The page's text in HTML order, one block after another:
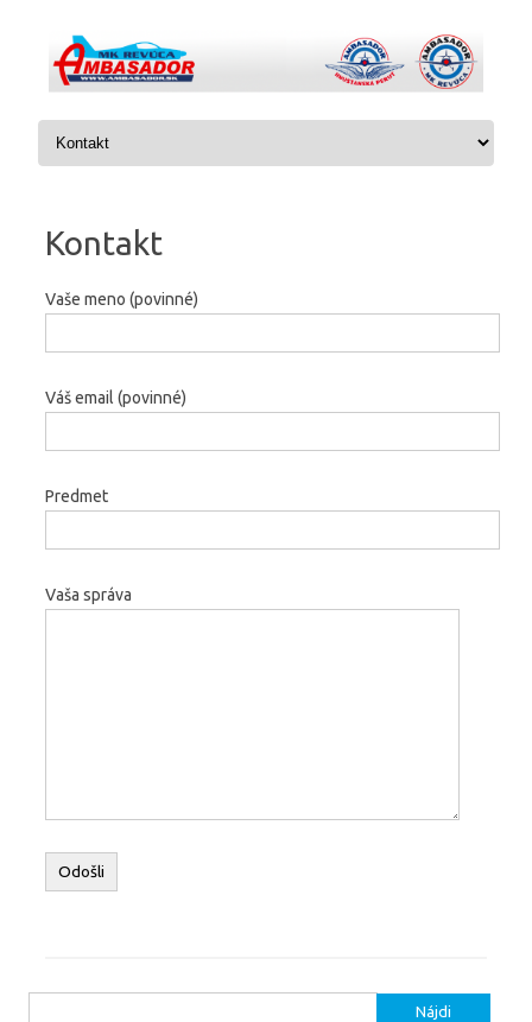
Preskočiť na obsah
Kontakt
Vaše meno (povinné)
Váš email (povinné)
Predmet
Vaša správa